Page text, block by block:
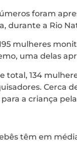
foram
durante a Rio
mulheres
uma delas
total, 134
Cerca
a criança
têm em